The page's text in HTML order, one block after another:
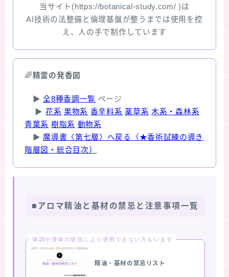
当サイト(https://botanical-study.com/ )は
AI技術の法整備と倫理基盤が整うまでは使用を控
え、人の手で制作しています
🌈精霊の発香図
▶全8種香調一覧 ページ
▶ 花系 果物系 香辛料系 薬草系 木系・森林系
青葉系 樹脂系 動物系
▶ 魔導書〈第七層〉へ戻る（★香術試練の導き
階層図・総合目次）
■アロマ精油と基材の禁忌と注意事項一覧
体調や身体の状況により使用できない方もいます
精油・基材の禁忌リスト